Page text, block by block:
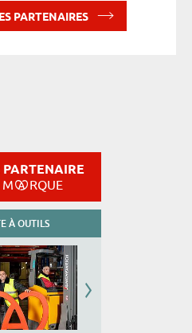
PARTENAIRES
M RQUE
À OUTILS